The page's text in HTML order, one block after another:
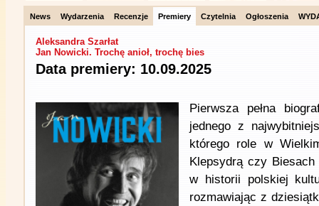
News Wydarzenia Recenzje Premiery Czytelnia Ogłoszenia
Aleksandra Szarłat
Jan Nowicki. Trochę anioł, trochę bies
Data premiery: 10.09.2025
Pierwsza pełna
jednego z
którego role w
Klepsydrą czy
w historii polskiej
rozmawiając z